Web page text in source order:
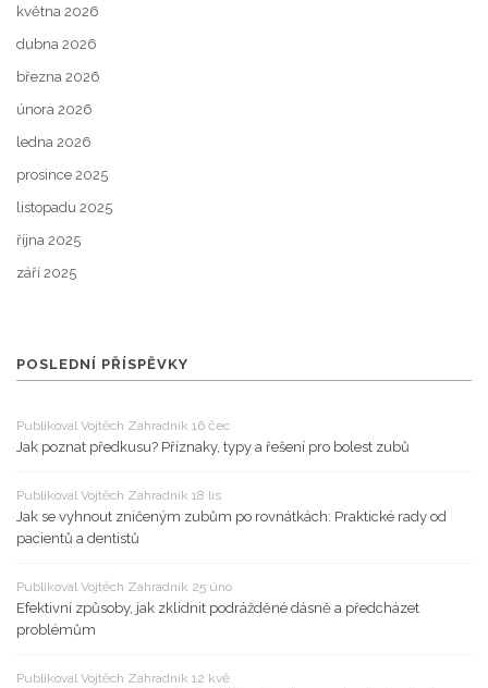
května 2026
dubna 2026
března 2026
února 2026
ledna 2026
prosince 2025
listopadu 2025
října 2025
září 2025
POSLEDNÍ PŘÍSPĚVKY
Publikoval Vojtěch Zahradník 16 čec
Jak poznat předkusu? Příznaky, typy a řešení pro bolest zubů
Publikoval Vojtěch Zahradník 18 lis
Jak se vyhnout zničeným zubům po rovnátkách: Praktické rady od
pacientů a dentistů
Publikoval Vojtěch Zahradník 25 úno
Efektivní způsoby, jak zklidnit podrážděné dásně a předcházet
problémům
Publikoval Vojtěch Zahradník 12 kvě